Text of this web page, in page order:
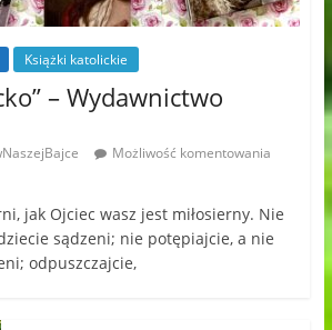
Książki katolickie
– Wydawnictwo
Możliwość komentowania
jak Ojciec wasz jest miłosierny. Nie
sądzeni; nie potępiajcie, a nie
odpuszczajcie,